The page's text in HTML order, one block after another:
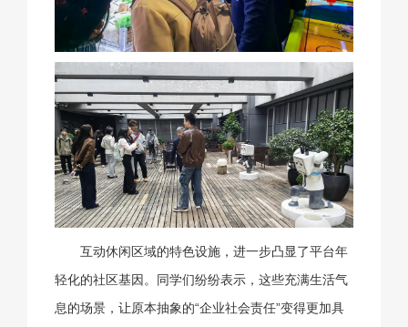
互动休闲区域的特色设施，进一步凸显了平台年
轻化的社区基因。同学们纷纷表示，这些充满生活气
息的场景，让原本抽象的“企业社会责任”变得更加具